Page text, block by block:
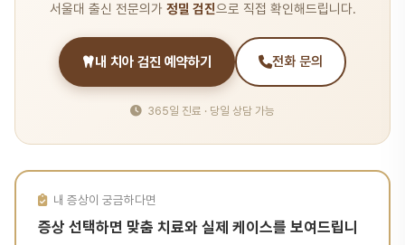
서울대 출신 전문의가 정밀 검진으로 직접 확인해드립니다.
내 치아 검진 예약하기 전화 문의
365일 진료 · 당일 상담 가능
내 증상이 궁금하다면
증상 선택하면 맞춤 치료와 실제 케이스를 보여드립니